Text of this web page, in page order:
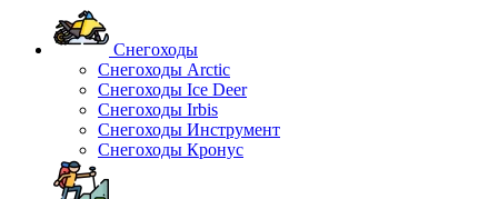
Снегоходы
Снегоходы Arctic
Снегоходы Ice Deer
Снегоходы Irbis
Снегоходы Инструмент
Снегоходы Кронус